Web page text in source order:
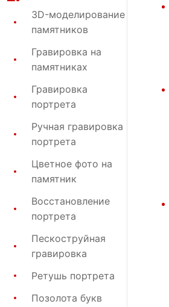
3D-моделирование
памятников
Гравировка на
памятниках
Гравировка
портрета
Ручная гравировка
портрета
Цветное фото на
памятник
Восстановление
портрета
Пескоструйная
гравировка
Ретушь портрета
Позолота букв